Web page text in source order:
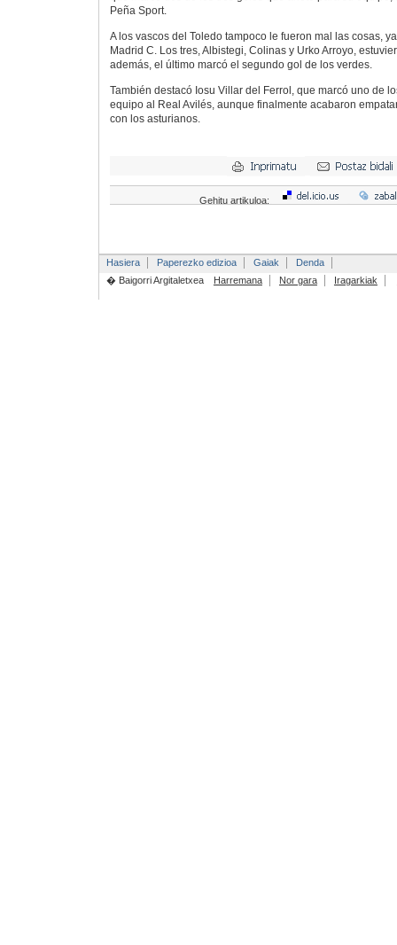
Peña Sport.
A los vascos del Toledo tampoco le fueron mal las cosas,
Madrid C. Los tres, Albistegi, Colinas y Urko Arroyo,
además, el último marcó el segundo gol de los verdes.
También destacó Iosu Villar del Ferrol, que marcó uno de
equipo al Real Avilés, aunque finalmente acabaron
con los asturianos.
Gehitu artikuloa:
Hasiera Paperezko edizioa Gaiak
Denda
� Baigorri Argitaletxea
Harremana Nor gara Iragarkiak